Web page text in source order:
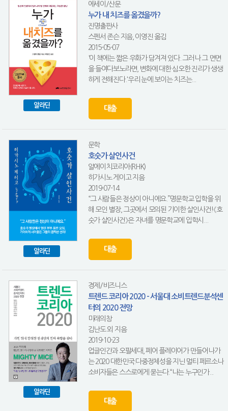
알라딘
에세이/산문
누가 내 치즈를 옮겼을까?
진명출판사
스펜서 존슨 지음, 이영진 옮김
2015-05-07
'이 책에는 짧은 우화가 담겨져 있다. 그러나 그 면면
을 들여다보노라면, 변화에 대한 심오한 진리가 생생
하게 전해진다.'우리 눈에 보이는 치즈는...
대출
알라딘
문학
호숫가 살인사건
알에이치코리아(RHK)
히가시노 게이고 지음
2019-07-14
“그 사람들은 정상이 아니에요.”명문학교 입학을 위
해 모인 별장, 그곳에서 모의된 기이한 살인사건!《호
숫가 살인사건》은 자녀를 명문학교에 입학시...
대출
알라딘
경제/비즈니스
트렌드 코리아 2020 - 서울대 소비트렌드분석센
터의 2020 전망
미래의창
김난도 외 지음
2019-10-23
업글인간과 오팔세대, 페어 플레이어가 만들어나가
는 2020 대한민국.다중정체성을 지닌 멀티 페르소나
소비자들은 스스로에게 묻는다.“나는 누구인가...
대출